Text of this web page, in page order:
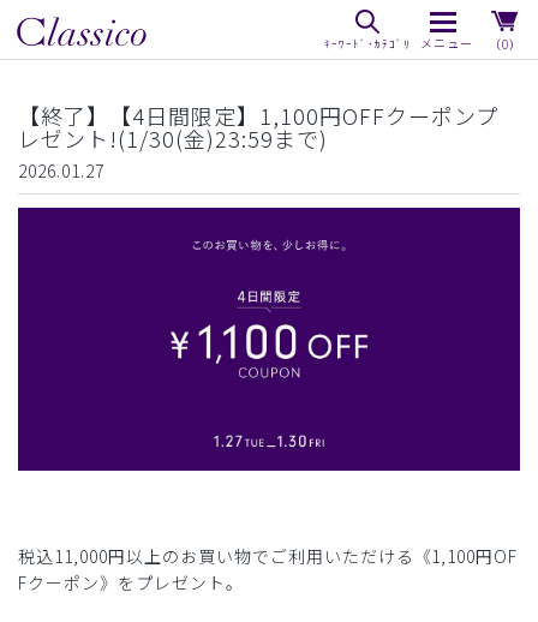
（0）
【終了】【4日間限定】1,100円OFFクーポンプ
レゼント!(1/30(金)23:59まで)
2026.01.27
税込11,000円以上のお買い物でご利用いただける《1,100円OF
Fクーポン》をプレゼント。